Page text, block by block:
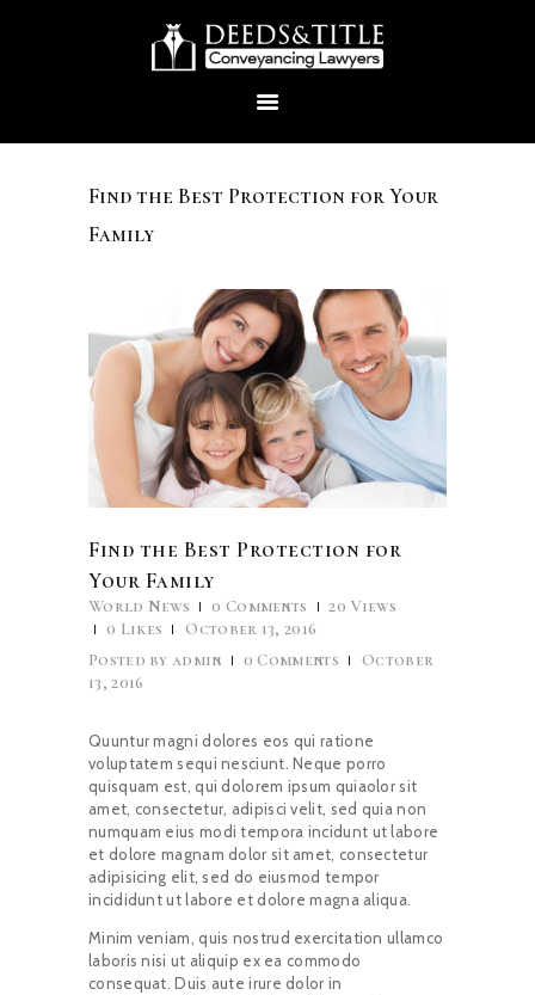
ABOUT US
SERVICES
CONTACTS
Find the Best Protection for Your
Family
Find the Best Protection for
Your Family
World News 0 Comments 20 Views
0 Likes
October 13, 2016
Posted by admin 0 Comments
October
13, 2016
Quuntur magni dolores eos qui ratione
voluptatem sequi nesciunt. Neque porro
quisquam est, qui dolorem ipsum quiaolor sit
amet, consectetur, adipisci velit, sed quia non
numquam eius modi tempora incidunt ut labore
et dolore magnam dolor sit amet, consectetur
adipisicing elit, sed do eiusmod tempor
incididunt ut labore et dolore magna aliqua.
Minim veniam, quis nostrud exercitation ullamco
laboris nisi ut aliquip ex ea commodo
consequat. Duis aute irure dolor in